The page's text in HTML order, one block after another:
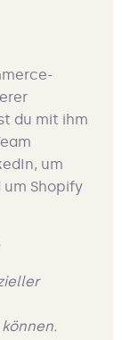
du mit ihm
um
Shopify